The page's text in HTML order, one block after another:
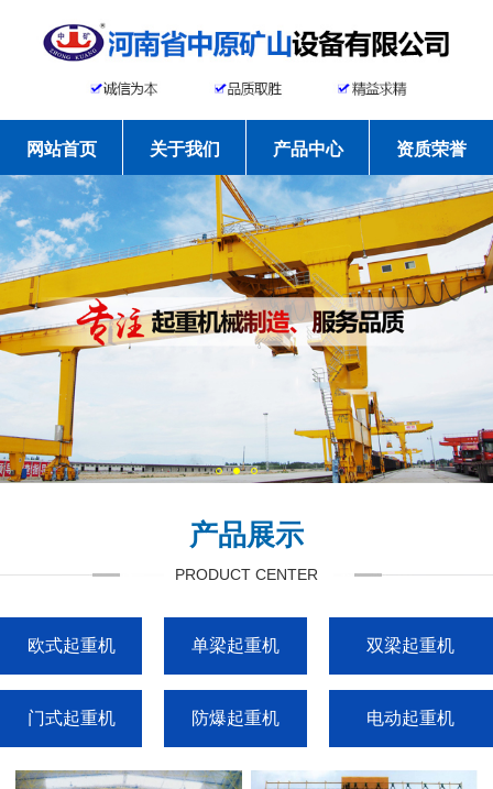
网站首页 关于我们 产品中心 资质荣誉
工程案例 新闻资讯 常见问题 联系我们
产品展示
PRODUCT CENTER
欧式起重机 单梁起重机 双梁起重机
门式起重机 防爆起重机 电动起重机